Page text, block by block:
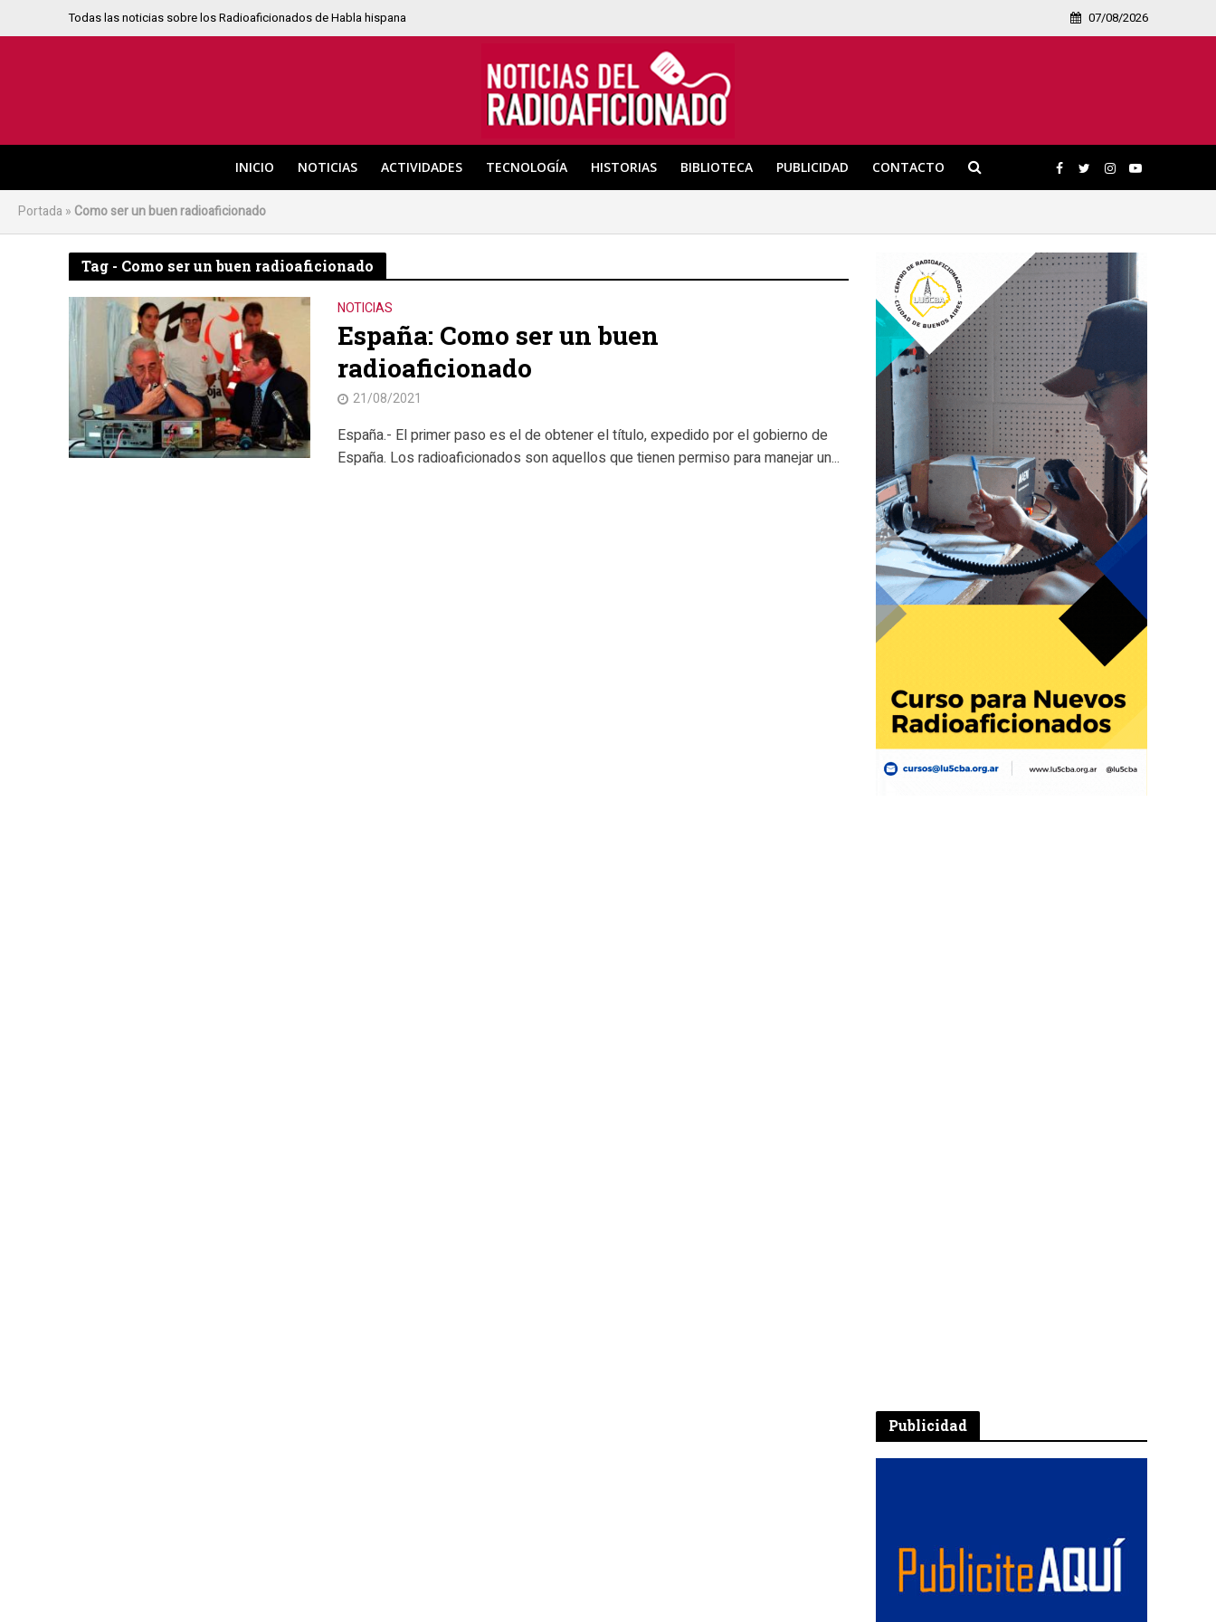
Todas las noticias sobre los Radioaficionados de Habla hispana 07/08/2026
INICIO NOTICIAS ACTIVIDADES TECNOLOGÍA HISTORIAS BIBLIOTECA PUBLICIDAD CONTACTO
Portada » Como ser un buen radioaficionado
Tag - Como ser un buen radioaficionado
NOTICIAS
España: Como ser un buen
radioaficionado
21/08/2021
España.- El primer paso es el de obtener el título, expedido por el gobierno de
España. Los radioaficionados son aquellos que tienen permiso para manejar un...
Publicidad